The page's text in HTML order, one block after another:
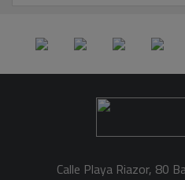
Calle Playa Riazor, 80